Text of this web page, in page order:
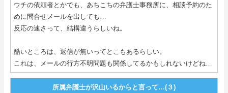
ウチの依頼者とかでも、あちこちの弁護士事務所に、相談予約のた
めに問合せメールを出しても…
反応の速さって、結構違うらしいね。
酷いところは、返信が無いってとこもあるらしい。
これは、メールの行方不明問題も関係してるかもしれないけどね…
所属弁護士が沢山いるからと言って…(３)